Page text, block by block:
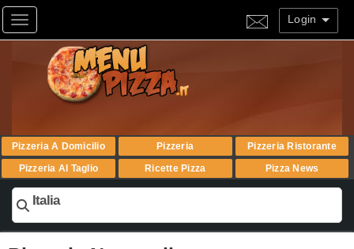
Toggle navigation Login
Pizzeria A Domicilio Pizzeria
Pizzeria Ristorante
Pizzeria Al Taglio
Ricette Pizza Pizza News
Italia